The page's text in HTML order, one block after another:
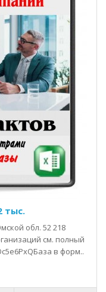
тыс.
обл. 52 218
см. полный
в форм..